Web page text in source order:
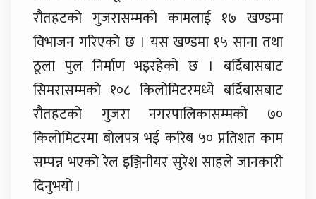
रौतहटको गुजरासम्मको कामलाई १७ खण्डमा
विभाजन गरिएको छ । यस खण्डमा १५ साना तथा
ठूला पुल निर्माण भइरहेको छ । बर्दिबासबाट
सिमरासम्मको १०८ किलोमिटरमध्ये बर्दिबासबाट
रौतहटको गुजरा नगरपालिकासम्मको ७०
किलोमिटरमा बोलपत्र भई करिब ५० प्रतिशत काम
सम्पन्न भएको रेल इञ्जिनीयर सुरेश साहले जानकारी
दिनुभयो ।